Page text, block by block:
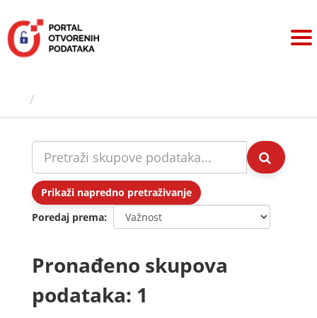
sadržaj
Prikaži napredno pretraživanje
Poredaj prema
Pronađeno skupova
podataka: 1